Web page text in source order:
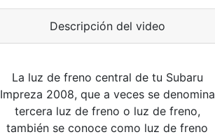
Descripción del video
La luz de freno central de tu Subaru
Impreza 2008, que a veces se denomina
tercera luz de freno o luz de freno,
también se conoce como luz de freno